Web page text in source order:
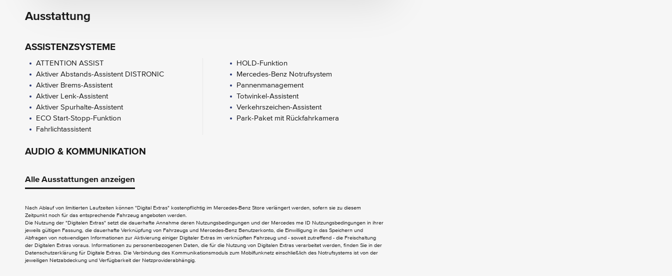
Ausstattung
ASSISTENZSYSTEME
ATTENTION ASSIST
Aktiver Abstands-Assistent DISTRONIC
Aktiver Brems-Assistent
Aktiver Lenk-Assistent
Aktiver Spurhalte-Assistent
ECO Start-Stopp-Funktion
Fahrlichtassistent
HOLD-Funktion
Mercedes-Benz Notrufsystem
Pannenmanagement
Totwinkel-Assistent
Verkehrszeichen-Assistent
Park-Paket mit Rückfahrkamera
AUDIO & KOMMUNIKATION
2-Wege-Lautsprecher vorn und hinten
Digitales Radio (DAB)
EXTERIEUR
Colorverglasung im Fond - Schwarzglas
Aktiver Feststeller Schiebetür
Aussenspiegel heizbar und elektrisch
Fenster v. rechts - fest in
Seitenwand/Schiebetür
Alle Ausstattungen anzeigen
Nach Ablauf von limitierten Laufzeiten können "Digital Extras" kostenpflichtig im Mercedes-Benz Store verlängert werden, sofern sie zu diesem
Zeitpunkt noch für das entsprechende Fahrzeug angeboten werden.
Die Nutzung der "Digitalen Extras" setzt die dauerhafte Annahme deren Nutzungsbedingungen und der Mercedes me ID Nutzungsbedingungen in ihrer
jeweils gültigen Fassung, die dauerhafte Verknüpfung von Fahrzeugs und Mercedes-Benz Benutzerkonto, die Einwilligung in das Speichern und
Abfragen von notwendigen Informationen zur Aktivierung einiger Digitaler Extras im verknüpften Fahrzeug und - soweit zutreffend - die Freischaltung
der Digitalen Extras voraus. Informationen zu personenbezogenen Daten, die für die Nutzung von Digitalen Extras verarbeitet werden, finden Sie in der
Datenschutzerklärung für Digitale Extras. Die Verbindung des Kommunikationsmoduls zum Mobilfunknetz einschließlich des Notrufsystems ist von der
jeweiligen Netzabdeckung und Verfügbarkeit der Netzproviderabhängig.